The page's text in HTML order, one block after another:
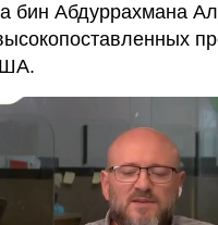
бин Абдуррахмана